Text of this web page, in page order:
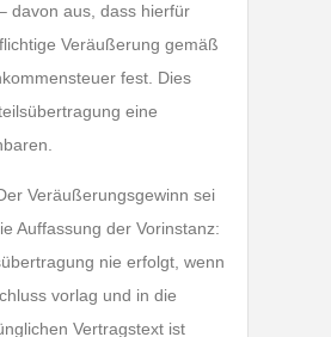
davon aus, dass hierfür
Veräußerung gemäß
fest. Dies
eine
Veräußerungsgewinn sei
Auffassung der Vorinstanz:
nie erfolgt, wenn
vorlag und in die
Vertragstext ist